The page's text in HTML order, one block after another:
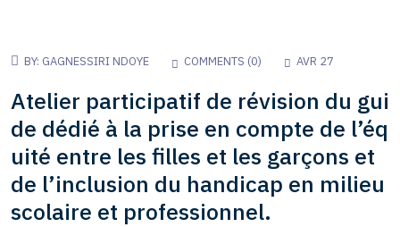
BY: GAGNESSIRI NDOYE COMMENTS (0) AVR 27
Atelier participatif de révision du gui
de dédié à la prise en compte de l’éq
uité entre les filles et les garçons et
de l’inclusion du handicap en milieu
scolaire et professionnel.